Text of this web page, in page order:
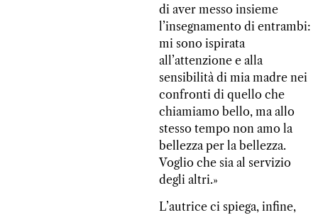
di aver messo insieme
l’insegnamento di entrambi:
mi sono ispirata
all’attenzione e alla
sensibilità di mia madre nei
confronti di quello che
chiamiamo bello, ma allo
stesso tempo non amo la
bellezza per la bellezza.
Voglio che sia al servizio
degli altri.»
L’autrice ci spiega, infine,